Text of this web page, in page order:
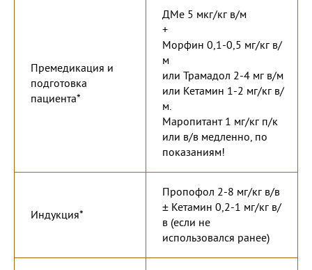
Премедикация и
подготовка
пациента*
ДМе 5 мкг/кг в/м
+
Морфин 0,1-0,5 мг/кг в/
м
или Трамадол 2-4 мг в/м
или Кетамин 1-2 мг/кг в/
м.
Маропитант 1 мг/кг п/к
или в/в медленно, по
показаниям!
Индукция*
Пропофол 2-8 мг/кг в/в
± Кетамин 0,2-1 мг/кг в/
в (если не
использовался ранее)